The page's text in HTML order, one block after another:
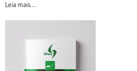
Leia mais...